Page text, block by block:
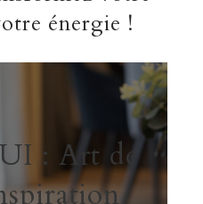
énergie !
: Art de